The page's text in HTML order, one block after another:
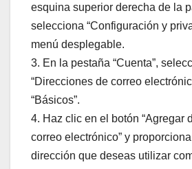
esquina superior derecha de la
selecciona “Configuración y
menú desplegable.
3. En la pestaña “Cuenta”,
“Direcciones de correo
“Básicos”.
4. Haz clic en el botón “Agregar
correo electrónico” y
dirección que deseas utilizar